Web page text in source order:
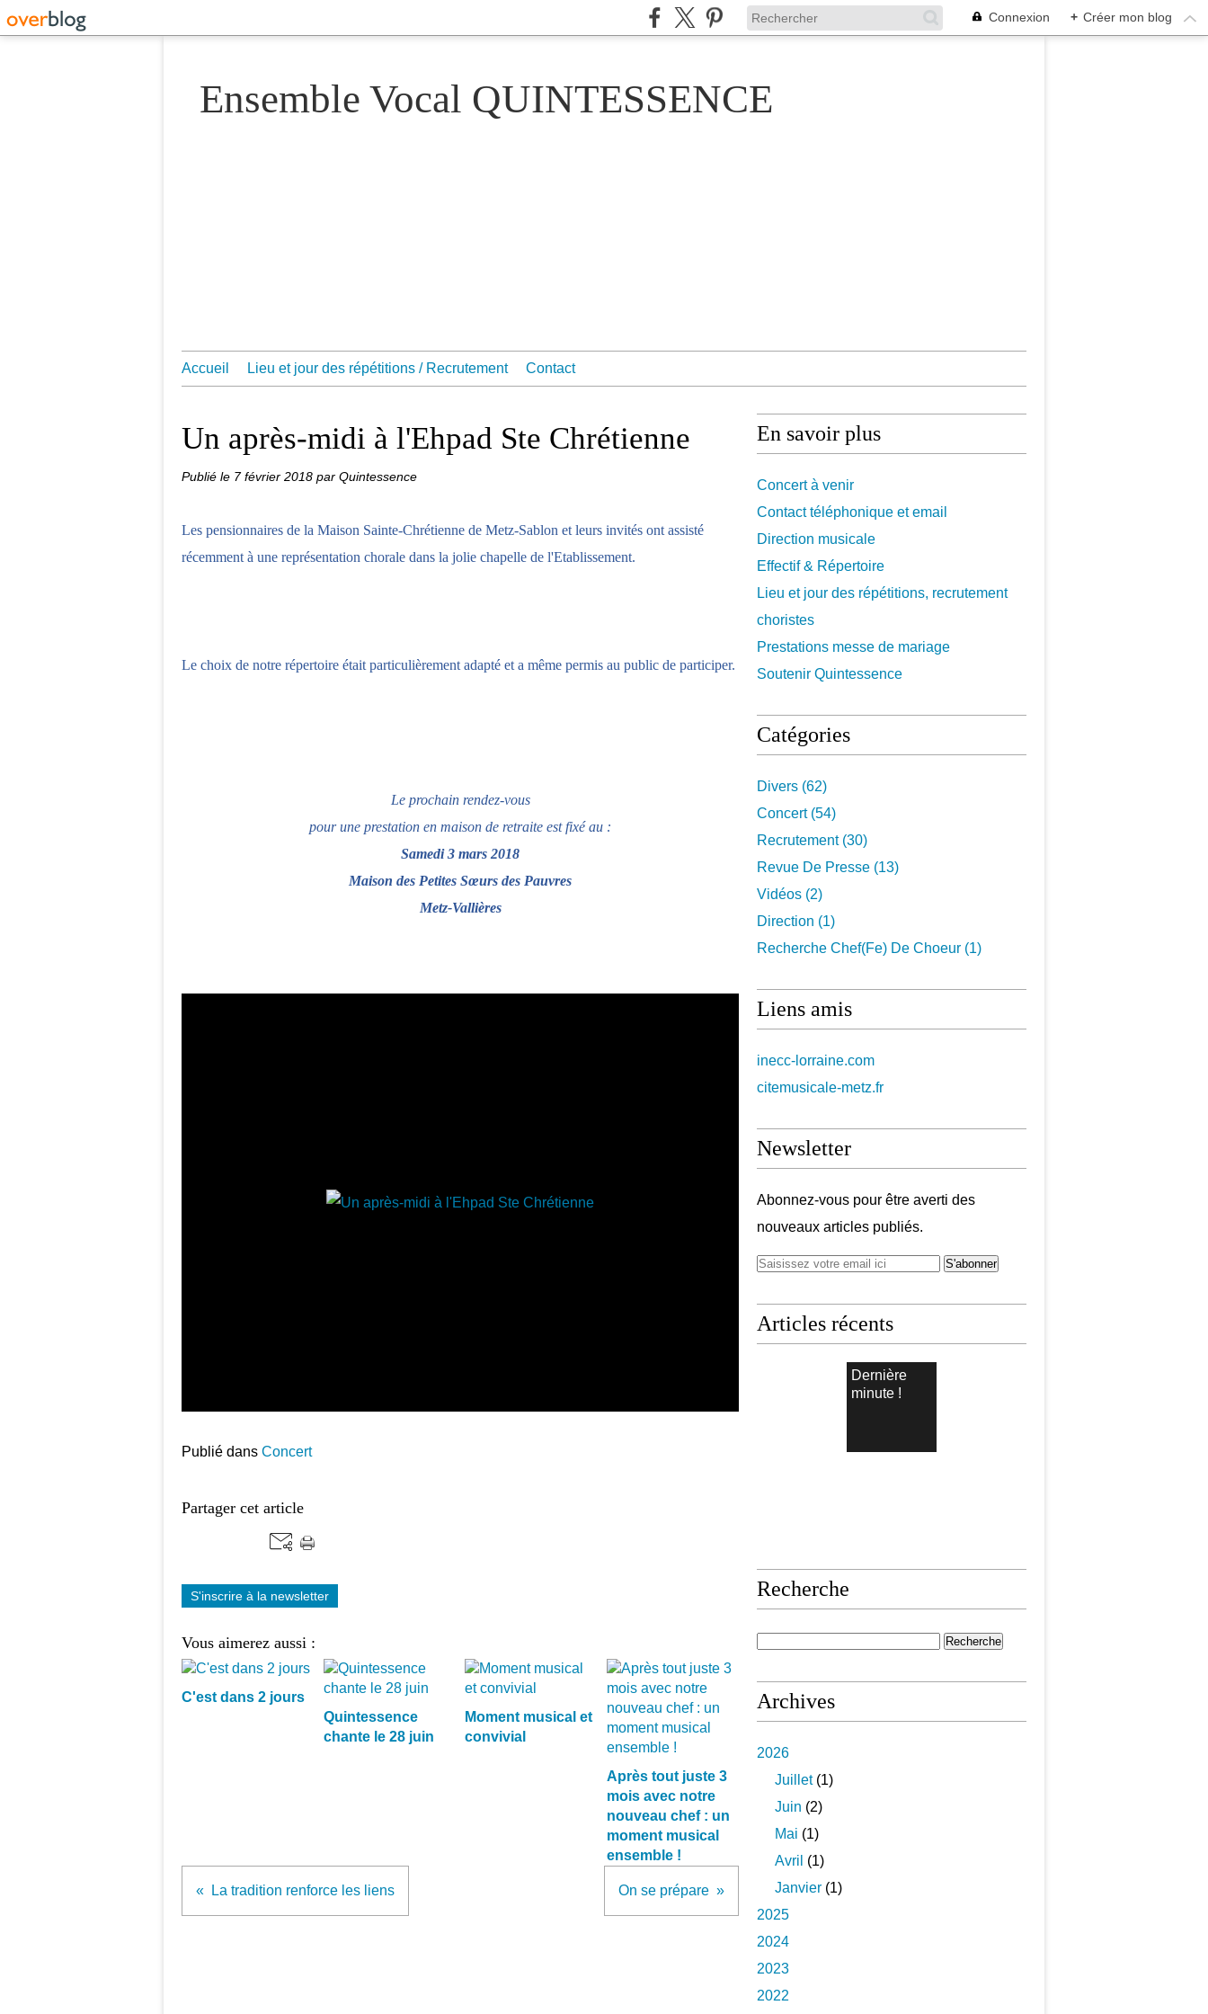
Connexion + Créer mon blog
Ensemble Vocal QUINTESSENCE
Accueil Lieu et jour des répétitions / Recrutement Contact
Un après-midi à l'Ehpad Ste Chrétienne
Publié le 7 février 2018 par Quintessence
Les pensionnaires de la Maison Sainte-Chrétienne de Metz-Sablon et leurs invités ont assisté
récemment à une représentation chorale dans la jolie chapelle de l'Etablissement.
Le choix de notre répertoire était particulièrement adapté et a même permis au public de participer.
Le prochain rendez-vous
pour une prestation en maison de retraite est fixé au :
Samedi 3 mars 2018
Maison des Petites Sœurs des Pauvres
Metz-Vallières
Publié dans Concert
Partager cet article
S'inscrire à la newsletter
Vous aimerez aussi :
C'est dans 2 jours
Quintessence
chante le 28 juin
Moment musical et
convivial
Après tout juste 3
mois avec notre
nouveau chef : un
moment musical
ensemble !
La tradition renforce les liens On se prépare
En savoir plus
Concert à venir
Contact téléphonique et email
Direction musicale
Effectif & Répertoire
Lieu et jour des répétitions, recrutement
choristes
Prestations messe de mariage
Soutenir Quintessence
Catégories
Divers (62)
Concert(54)
Recrutement(30)
Revue De Presse (13)
Vidéos (2)
Direction (1)
Recherche Chef(fe) De Choeur (1)
Liens amis
inecc-lorraine.com
citemusicale-metz.fr
Newsletter
Abonnez-vous pour être averti des
nouveaux articles publiés.
Articles récents
Dernière
minute !
Recherche
Archives
2026
Juillet(1)
Juin (2)
Mai (1)
Avril (1)
Janvier (1)
2025
2024
2023
2022